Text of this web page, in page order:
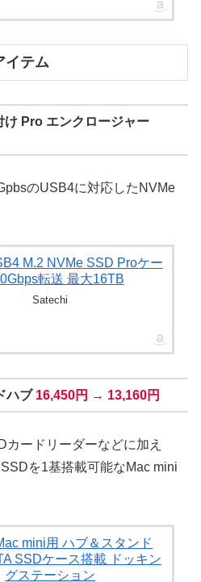
イテム
Pro エンクロージャー
のUSB4に対応したNVMe
M.2 NVMe SSD Proケー
転送 最大16TB
Satechi
ハブ 16,450円 → 13,160円
ードリーダーなどに加え
を1基搭載可能なMac mini
mini用 ハブ＆スタンド
SSDケース搭載 ドッキン
グステーション